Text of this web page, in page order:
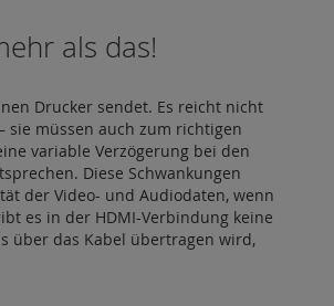
als das!
Drucker sendet. Es reicht nicht
sie müssen auch zum richtigen
variable Verzögerung bei den
Diese Schwankungen
der Video- und Audiodaten, wenn
es in der HDMI-Verbindung keine
über das Kabel übertragen wird,